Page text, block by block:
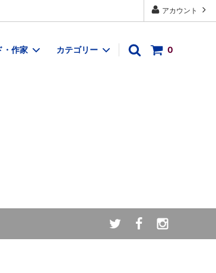
アカウント
0
・作家 カテゴリー